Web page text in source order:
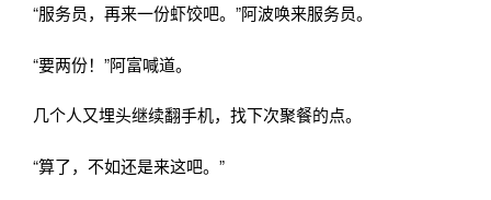
“服务员，再来一份虾饺吧。”阿波唤来服务员。
“要两份！”阿富喊道。
几个人又埋头继续翻手机，找下次聚餐的点。
“算了，不如还是来这吧。”